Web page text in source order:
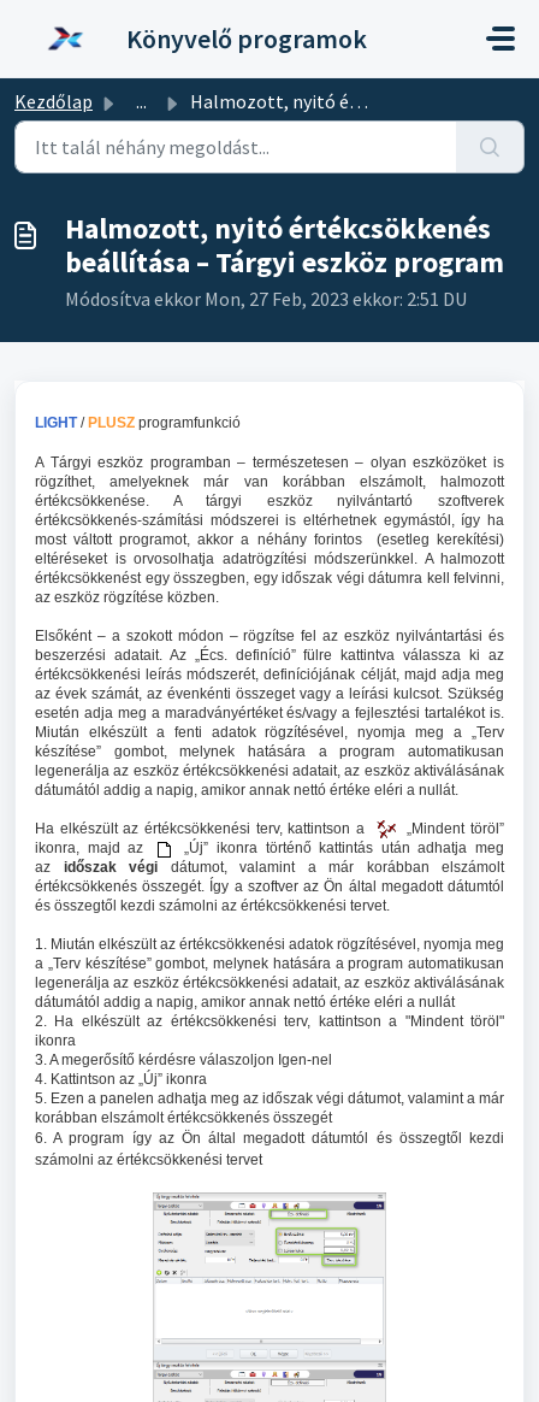
Könyvelő programok
Kezdőlap ... Halmozott, nyitó értékcsökkenés beállítása – Tárgyi eszkö...
Halmozott, nyitó értékcsökkenés
beállítása – Tárgyi eszköz program
Módosítva ekkor Mon, 27 Feb, 2023 ekkor: 2:51 DU
LIGHT/ PLUSZ programfunkció
A Tárgyi eszköz programban – természetesen – olyan eszközöket is
rögzíthet, amelyeknek már van korábban elszámolt, halmozott
értékcsökkenése. A tárgyi eszköz nyilvántartó szoftverek
értékcsökkenés-számítási módszerei is eltérhetnek egymástól, így ha
most váltott programot, akkor a néhány forintos (esetleg kerekítési)
eltéréseket is orvosolhatja adatrögzítési módszerünkkel. A halmozott
értékcsökkenést egy összegben, egy időszak végi dátumra kell felvinni,
az eszköz rögzítése közben.
Elsőként – a szokott módon – rögzítse fel az eszköz nyilvántartási és
beszerzési adatait. Az „Écs. definíció” fülre kattintva válassza ki az
értékcsökkenési leírás módszerét, definíciójának célját, majd adja meg
az évek számát, az évenkénti összeget vagy a leírási kulcsot. Szükség
esetén adja meg a maradványértéket és/vagy a fejlesztési tartalékot is.
Miután elkészült a fenti adatok rögzítésével, nyomja meg a „Terv
készítése” gombot, melynek hatására a program automatikusan
legenerálja az eszköz értékcsökkenési adatait, az eszköz aktiválásának
dátumától addig a napig, amikor annak nettó értéke eléri a nullát.
Ha elkészült az értékcsökkenési terv, kattintson a
„Mindent töröl”
ikonra, majd az
„Új” ikonra történő kattintás után adhatja meg
az időszak végi dátumot, valamint a már korábban elszámolt
értékcsökkenés összegét. Így a szoftver az Ön által megadott dátumtól
és összegtől kezdi számolni az értékcsökkenési tervet.
1. Miután elkészült az értékcsökkenési adatok rögzítésével, nyomja meg
a „Terv készítése” gombot, melynek hatására a program automatikusan
legenerálja az eszköz értékcsökkenési adatait, az eszköz aktiválásának
dátumától addig a napig, amikor annak nettó értéke eléri a nullát
2. Ha elkészült az értékcsökkenési terv, kattintson a "Mindent töröl"
ikonra
3. A megerősítő kérdésre válaszoljon Igen-nel
4. Kattintson az „Új” ikonra
5. Ezen a panelen adhatja meg az időszak végi dátumot, valamint a már
korábban elszámolt értékcsökkenés összegét
6. A program így az Ön által megadott dátumtól és összegtől kezdi
számolni az értékcsökkenési tervet